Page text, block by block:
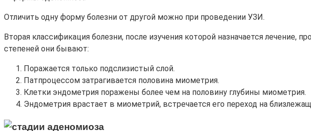
Отличить одну форму болезни от другой можно при проведении УЗИ.
Вторая классификация болезни, после изучения которой назначается
степеней они бывают:
Поражается только подслизистый слой.
Патпроцессом затрагивается половина миометрия.
Клетки эндометрия поражены более чем на половину глубины миометрия.
Эндометрия врастает в миометрий, встречается его переход на